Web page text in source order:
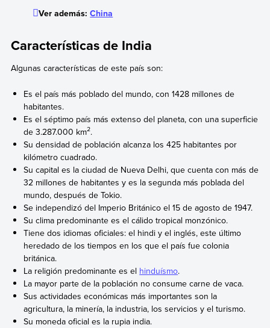
Ver además:China
Características de India
Algunas características de este país son:
Es el país más poblado del mundo, con 1428 millones de
habitantes.
Es el séptimo país más extenso del planeta, con una superficie
de 3.287.000 km2.
Su densidad de población alcanza los 425 habitantes por
kilómetro cuadrado.
Su capital es la ciudad de Nueva Delhi, que cuenta con más de
32 millones de habitantes y es la segunda más poblada del
mundo, después de Tokio.
Se independizó del Imperio Británico el 15 de agosto de 1947.
Su clima predominante es el cálido tropical monzónico.
Tiene dos idiomas oficiales: el hindi y el inglés, este último
heredado de los tiempos en los que el país fue colonia
británica.
La religión predominante es el hinduísmo.
La mayor parte de la población no consume carne de vaca.
Sus actividades económicas más importantes son la
agricultura, la minería, la industria, los servicios y el turismo.
Su moneda oficial es la rupia india.